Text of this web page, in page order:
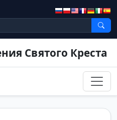
Святого Креста